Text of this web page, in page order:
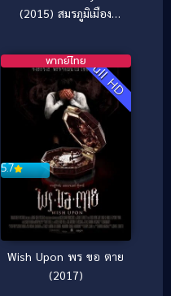
(2015) สมรภูมิเมือง
Full HD
5.7
พากย์ไทย
Wish Upon พร ขอ ตาย
(2017)